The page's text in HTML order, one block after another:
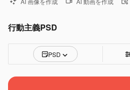
行動主義PSD
PSD